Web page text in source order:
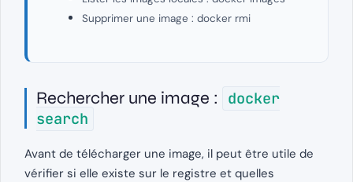
Supprimer une image : docker rmi
Rechercher une image : docker
search
Avant de télécharger une image, il peut être utile de
vérifier si elle existe sur le registre et quelles